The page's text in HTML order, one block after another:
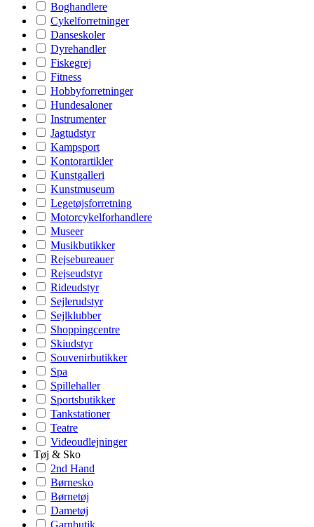
Boghandlere
Cykelforretninger
Danseskoler
Dyrehandler
Fiskegrej
Fitness
Hobbyforretninger
Hundesaloner
Instrumenter
Jagtudstyr
Kampsport
Kontorartikler
Kunstgalleri
Kunstmuseum
Legetøjsforretning
Motorcykelforhandlere
Museer
Musikbutikker
Rejsebureauer
Rejseudstyr
Rideudstyr
Sejlerudstyr
Sejlklubber
Shoppingcentre
Skiudstyr
Souvenirbutikker
Spa
Spillehaller
Sportsbutikker
Tankstationer
Teatre
Videoudlejninger
Tøj & Sko
2nd Hand
Børnesko
Børnetøj
Dametøj
Garnbutik